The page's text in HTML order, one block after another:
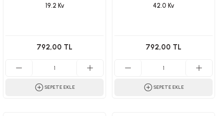
19.2 Kv
792,00 TL
SEPETE EKLE
42.0 Kv
792,00 TL
SEPETE EKLE